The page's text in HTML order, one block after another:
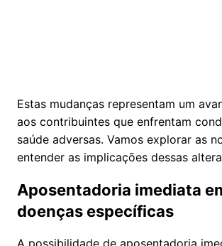
Estas mudanças representam um
aos contribuintes que enfrentam
saúde adversas. Vamos explorar as
entender as implicações dessas
Aposentadoria imediata
doenças específicas